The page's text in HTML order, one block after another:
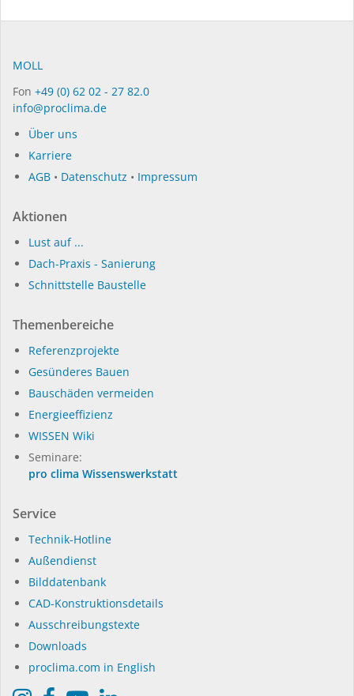
MOLL
Fon +49 (0) 62 02 - 27 82.0
info@proclima.de
Über uns
Karriere
AGB • Datenschutz • Impressum
Aktionen
Lust auf ...
Dach-Praxis - Sanierung
Schnittstelle Baustelle
Themenbereiche
Referenzprojekte
Gesünderes Bauen
Bauschäden vermeiden
Energieeffizienz
WISSEN Wiki
Seminare:
pro clima Wissenswerkstatt
Service
Technik-Hotline
Außendienst
Bilddatenbank
CAD-Konstruktionsdetails
Ausschreibungstexte
Downloads
proclima.com in English